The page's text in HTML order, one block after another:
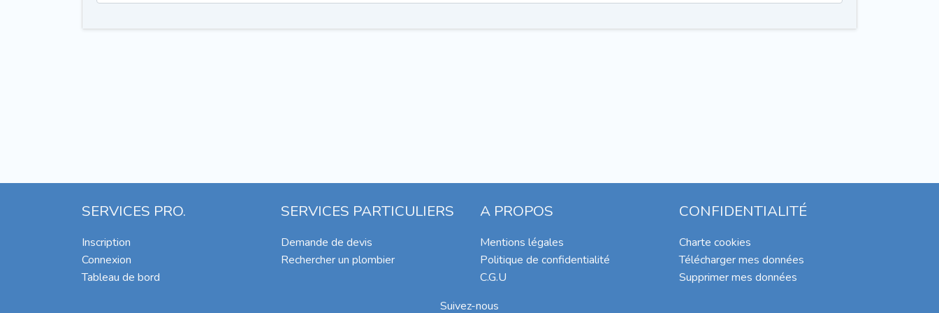
SERVICES PRO.
Inscription
Connexion
Tableau de bord
SERVICES PARTICULIERS
Demande de devis
Rechercher un plombier
A PROPOS
Mentions légales
Politique de confidentialité
C.G.U
CONFIDENTIALITÉ
Charte cookies
Télécharger mes données
Supprimer mes données
Suivez-nous